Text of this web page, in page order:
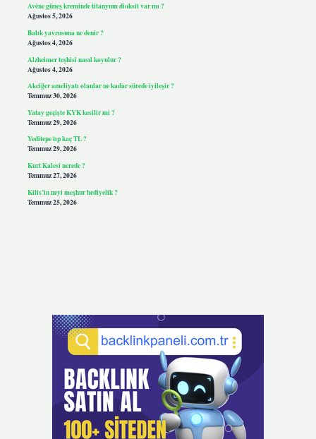
Avène güneş kreminde titanyum dioksit var mı ?
Ağustos 5, 2026
Balık yavrusuna ne denir ?
Ağustos 4, 2026
Alzheimer teşhisi nasıl koyulur ?
Ağustos 4, 2026
Akciğer ameliyatı olanlar ne kadar sürede iyileşir ?
Temmuz 30, 2026
Yatay geçişte KYK kesilir mi ?
Temmuz 29, 2026
Yeditepe tıp kaç TL ?
Temmuz 29, 2026
Kurt Kalesi nerede ?
Temmuz 27, 2026
Kilis’in neyi meşhur hediyelik ?
Temmuz 25, 2026